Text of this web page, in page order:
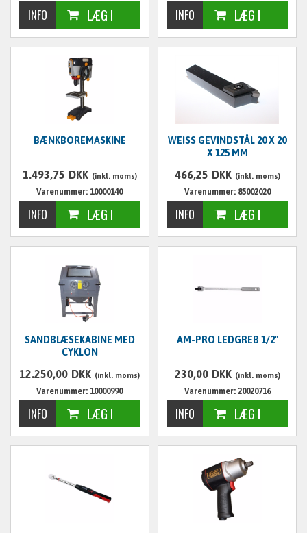
BÆNKBOREMASKINE
1.493,75 DKK (inkl. moms)
Varenummer: 10000140
WEISS GEVINDSTÅL 20 X 20
X 125 MM
466,25 DKK (inkl. moms)
Varenummer: 85002020
SANDBLÆSEKABINE MED
CYKLON
12.250,00 DKK (inkl. moms)
Varenummer: 10000990
AM-PRO LEDGREB 1/2"
230,00 DKK (inkl. moms)
Varenummer: 20020716